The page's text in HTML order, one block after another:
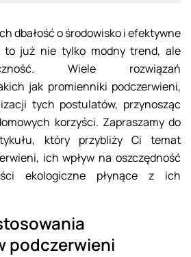
dbałość o środowisko i efektywne
to już nie tylko modny trend, ale
Wiele rozwiązań
jak promienniki podczerwieni,
tych postulatów, przynosząc
korzyści. Zapraszamy do
który przybliży Ci temat
ich wpływ na oszczędność
ekologiczne płynące z ich
podczerwieni